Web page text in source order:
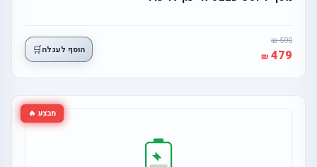
590
479 הוסף לעגלה🛒
מבצע 🔥